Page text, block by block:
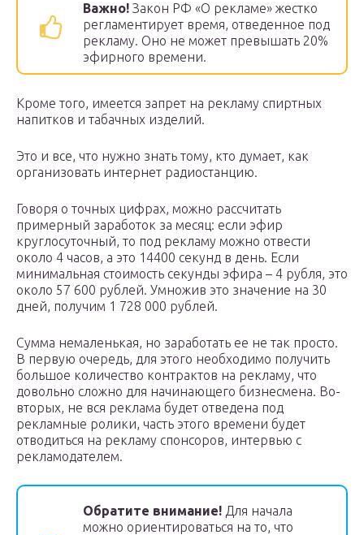
Важно! Закон РФ «О рекламе» жестко
регламентирует время, отведенное под
рекламу. Оно не может превышать 20%
эфирного времени.
Кроме того, имеется запрет на рекламу спиртных
напитков и табачных изделий.
Это и все, что нужно знать тому, кто думает, как
организовать интернет радиостанцию.
Говоря о точных цифрах, можно рассчитать
примерный заработок за месяц: если эфир
круглосуточный, то под рекламу можно отвести
около 4 часов, а это 14400 секунд в день. Если
минимальная стоимость секунды эфира – 4 рубля, это
около 57 600 рублей. Умножив это значение на 30
дней, получим 1 728 000 рублей.
Сумма немаленькая, но заработать ее не так просто.
В первую очередь, для этого необходимо получить
большое количество контрактов на рекламу, что
довольно сложно для начинающего бизнесмена. Во-
вторых, не вся реклама будет отведена под
рекламные ролики, часть этого времени будет
отводиться на рекламу спонсоров, интервью с
рекламодателем.
Обратите внимание! Для начала
можно ориентироваться на то, что